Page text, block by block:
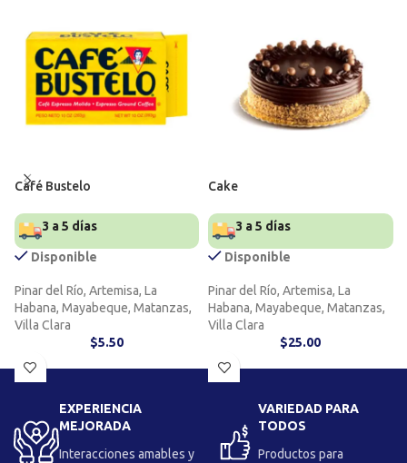
Café Bustelo
3 a 5 días
Disponible
Pinar del Río, Artemisa, La
Habana, Mayabeque, Matanzas,
Villa Clara
$5.50
Cake
3 a 5 días
Disponible
Pinar del Río, Artemisa, La
Habana, Mayabeque, Matanzas,
Villa Clara
$25.00
EXPERIENCIA
MEJORADA
Interacciones amables y
VARIEDAD PARA
TODOS
Productos para